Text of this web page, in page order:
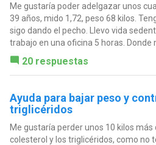
Me gustaría poder adelgazar unos
39 años, mido 1,72, peso 68 kilos.
sigo dando el pecho. Llevo vida
trabajo en una oficina 5 horas. Donde
20 respuestas
Ayuda para bajar peso y
triglicéridos
Me gustaría perder unos 10 kilos más
colesterol y los triglicéridos, como no